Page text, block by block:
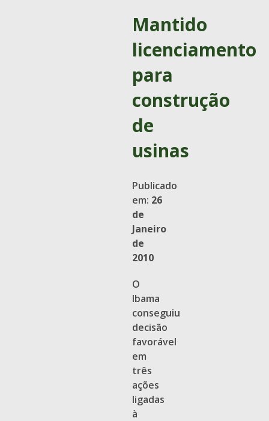
Mantido
licenciamento
para
construção
de
usinas
Publicado
em: 26
de
Janeiro
de
2010
O
Ibama
conseguiu
decisão
favorável
em
três
ações
ligadas
à